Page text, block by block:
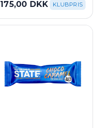
175,00 DKK KLUBPRIS